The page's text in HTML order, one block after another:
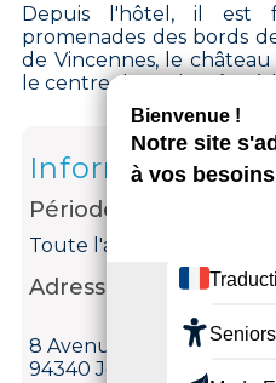
Depuis l'hôtel, il est
promenades des bords
de Vincennes, le
le centre de Paris grâce à
Informations
Période d'ouverture
Toute l'année tous les
Adresse
8 Avenue des Platanes
94340 Joinville-le-Pont